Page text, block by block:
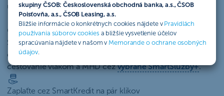
skupiny ČSOB: Československá obchodná banka, a.s., ČSOB
Poisťovňa, a.s., ČSOB Leasing, a.s.
Bližšie informácie o konkrétnych cookies nájdete v Pravidlách
používania súborov cookies a bližšie vysvetlenie účelov
spracúvania nájdete v našom v Memorande o ochrane osobných
údajov.
úvodnej obrazovke.
Odmenu môžete využiť na SmartSlužby+
SmartKredit môžete využiť na dobitie kreditu u
operátorov Telekom alebo Orange, parkovanie či
cestovanie vlakom a MHD cezvybrané SmartSlužby+.
Zaplaťte cez SmartKredit na pár klikov